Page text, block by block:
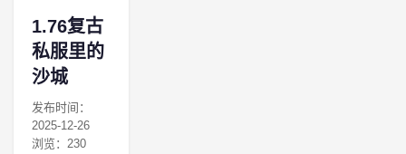
1.76复古
私服里的
沙城
发布时间：
2025-12-26
浏览：230